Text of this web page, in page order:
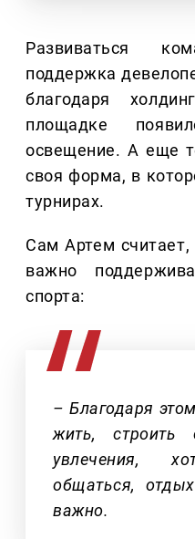
Развиваться
поддержка
благодаря
площадке
освещение. А еще
своя форма, в
турнирах.
Сам Артем
важно
спорта:
– Благодаря
жить, строить
увлечения,
общаться,
важно.